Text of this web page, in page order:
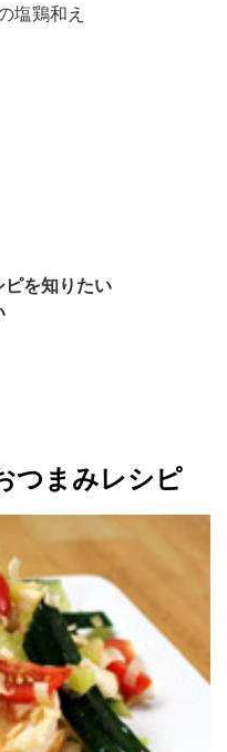
塩鶏和え
ピを知りたい
つまみレシピ